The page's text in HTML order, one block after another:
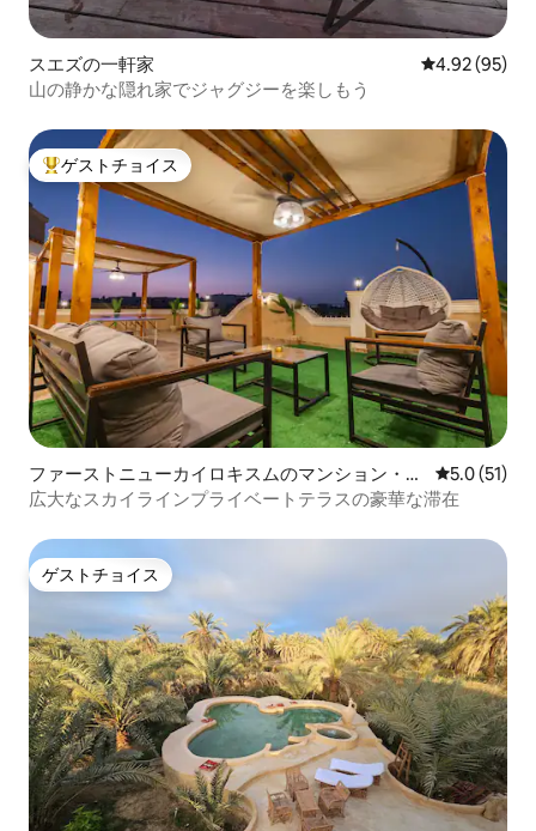
スエズの一軒家 レビュー95
4.92 (95)
山の静かな隠れ家でジャグジーを楽しもう
大好評のゲストチョイスです。
ゲストチョイス
ファーストニューカイロキスムのマンション・ア
パート
レビュー51
5.0 (51)
広大なスカイラインプライベートテラスの豪華な滞在
ゲストチョイス
ゲストチョイス